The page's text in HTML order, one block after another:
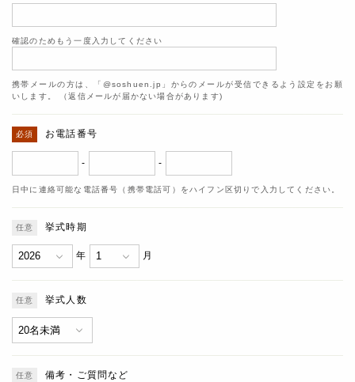
確認のためもう一度入力してください
携帯メールの方は、「@soshuen.jp」からのメールが受信できるよう設定をお願
いします。 （返信メールが届かない場合があります)
お電話番号
- -
日中に連絡可能な電話番号（携帯電話可）をハイフン区切りで入力してください。
挙式時期
年 月
挙式人数
備考・ご質問など